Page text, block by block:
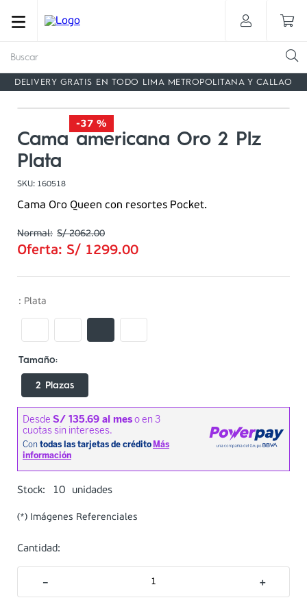
DELIVERY GRATIS EN TODO LIMA METROPOLITANA Y CALLAO
-37 %
Cama americana Oro 2 Plz
Plata
SKU: 160518
Cama Oro Queen con resortes Pocket.
S/ 2062.00
Oferta: S/ 1299.00
: Plata
2 Plazas
Stock: 10 unidades
(*) Imágenes Referenciales
Cantidad:
＋
－